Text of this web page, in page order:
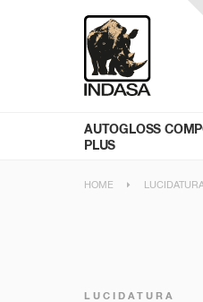
AUTOGLOSS
PLUS
HOME
LUCIDATURA